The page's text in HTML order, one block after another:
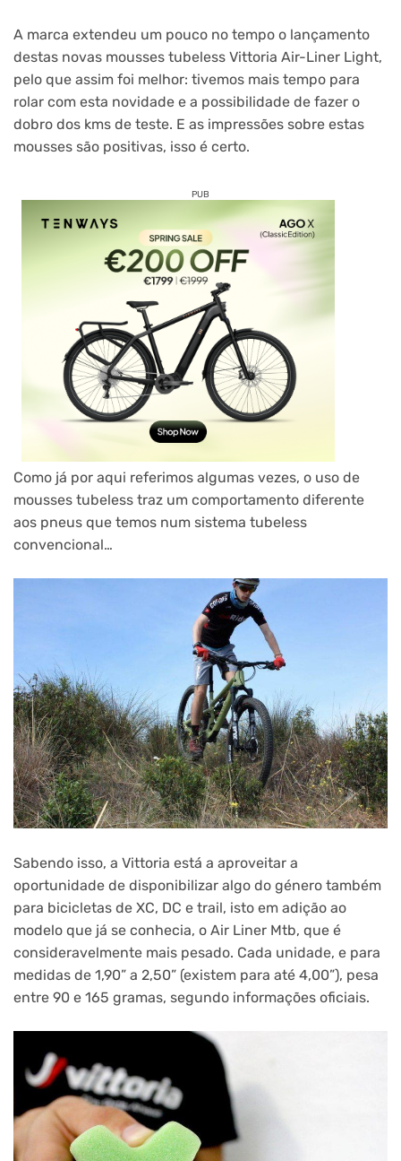
A marca extendeu um pouco no tempo o lançamento
destas novas mousses tubeless Vittoria Air-Liner Light,
pelo que assim foi melhor: tivemos mais tempo para
rolar com esta novidade e a possibilidade de fazer o
dobro dos kms de teste. E as impressões sobre estas
mousses são positivas, isso é certo.
PUB
Como já por aqui referimos algumas vezes, o uso de
mousses tubeless traz um comportamento diferente
aos pneus que temos num sistema tubeless
convencional…
Sabendo isso, a Vittoria está a aproveitar a
oportunidade de disponibilizar algo do género também
para bicicletas de XC, DC e trail, isto em adição ao
modelo que já se conhecia, o Air Liner Mtb, que é
consideravelmente mais pesado. Cada unidade, e para
medidas de 1,90” a 2,50” (existem para até 4,00”), pesa
entre 90 e 165 gramas, segundo informações oficiais.